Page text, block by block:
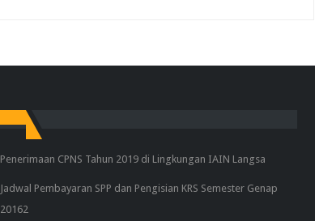
Penerimaan CPNS Tahun 2019 di Lingkungan IAIN Langsa
Jadwal Pembayaran SPP dan Pengisian KRS Semester Genap
20162